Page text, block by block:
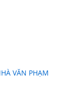
VĂN PHẠM